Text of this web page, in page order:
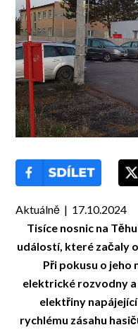
Aktuálně | 17.10.2024
Tisíce nosnic na
událostí, které začaly
Při pokusu o jeho
elektrické rozvodny
elektřiny
rychlému zásahu